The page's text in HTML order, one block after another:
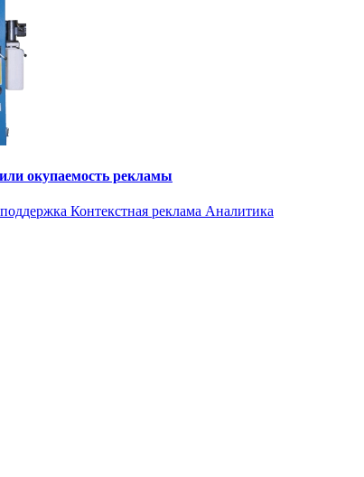
окупаемость рекламы
Контекстная реклама Аналитика